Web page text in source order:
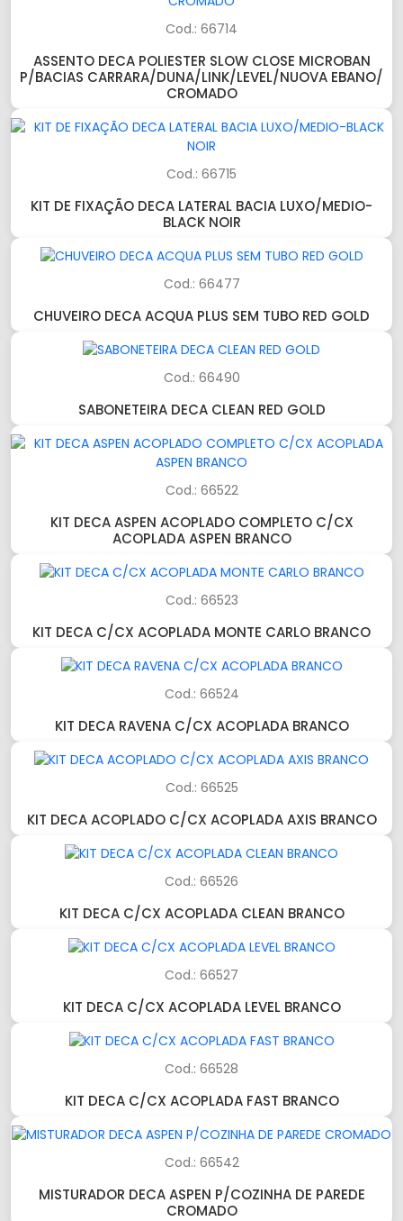
Cod.: 66714
ASSENTO DECA POLIESTER SLOW CLOSE MICROBAN
P/BACIAS CARRARA/DUNA/LINK/LEVEL/NUOVA EBANO/
CROMADO
Cod.: 66715
KIT DE FIXAÇÃO DECA LATERAL BACIA LUXO/MEDIO-
BLACK NOIR
Cod.: 66477
CHUVEIRO DECA ACQUA PLUS SEM TUBO RED GOLD
Cod.: 66490
SABONETEIRA DECA CLEAN RED GOLD
Cod.: 66522
KIT DECA ASPEN ACOPLADO COMPLETO C/CX
ACOPLADA ASPEN BRANCO
Cod.: 66523
KIT DECA C/CX ACOPLADA MONTE CARLO BRANCO
Cod.: 66524
KIT DECA RAVENA C/CX ACOPLADA BRANCO
Cod.: 66525
KIT DECA ACOPLADO C/CX ACOPLADA AXIS BRANCO
Cod.: 66526
KIT DECA C/CX ACOPLADA CLEAN BRANCO
Cod.: 66527
KIT DECA C/CX ACOPLADA LEVEL BRANCO
Cod.: 66528
KIT DECA C/CX ACOPLADA FAST BRANCO
Cod.: 66542
MISTURADOR DECA ASPEN P/COZINHA DE PAREDE
CROMADO